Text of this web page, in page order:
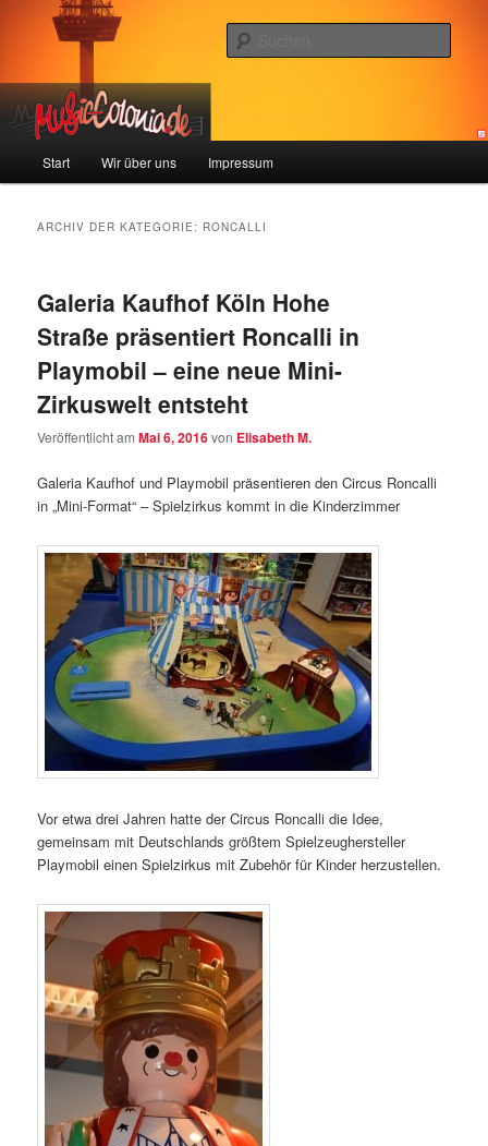
sekundären
wechselnmusic-colonia
Colonia und Musik!
Start Wir über uns Impressum
ARCHIV DER KATEGORIE: RONCALLI
Galeria Kaufhof Köln Hohe
Straße präsentiert Roncalli in
Playmobil – eine neue Mini-
Zirkuswelt entsteht
Veröffentlicht amMai 6, 2016von Elisabeth M.
Galeria Kaufhof und Playmobil präsentieren den Circus Roncalli
in „Mini-Format“ – Spielzirkus kommt in die Kinderzimmer
Vor etwa drei Jahren hatte der Circus Roncalli die Idee,
gemeinsam mit Deutschlands größtem Spielzeughersteller
Playmobil einen Spielzirkus mit Zubehör für Kinder herzustellen.